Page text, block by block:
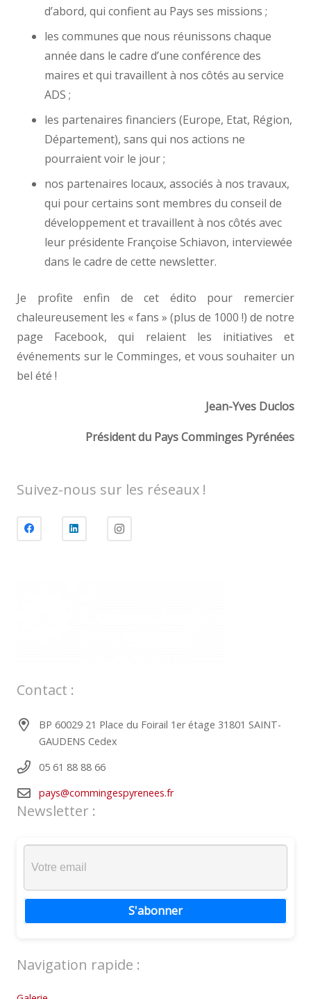
d’abord, qui confient au Pays ses missions ;
les communes que nous réunissons chaque
année dans le cadre d’une conférence des
maires et qui travaillent à nos côtés au service
ADS ;
les partenaires financiers (Europe, Etat, Région,
Département), sans qui nos actions ne
pourraient voir le jour ;
nos partenaires locaux, associés à nos travaux,
qui pour certains sont membres du conseil de
développement et travaillent à nos côtés avec
leur présidente Françoise Schiavon, interviewée
dans le cadre de cette newsletter.
Je profite enfin de cet édito pour remercier
chaleureusement les « fans » (plus de 1000 !) de notre
page Facebook, qui relaient les initiatives et
événements sur le Comminges, et vous souhaiter un
bel été !
Jean-Yves Duclos
Président du Pays Comminges Pyrénées
Suivez-nous sur les réseaux !
Contact :
BP 60029 21 Place du Foirail 1er étage 31801 SAINT-
GAUDENS Cedex
05 61 88 88 66
pays@commingespyrenees.fr
Newsletter :
S'abonner
Navigation rapide :